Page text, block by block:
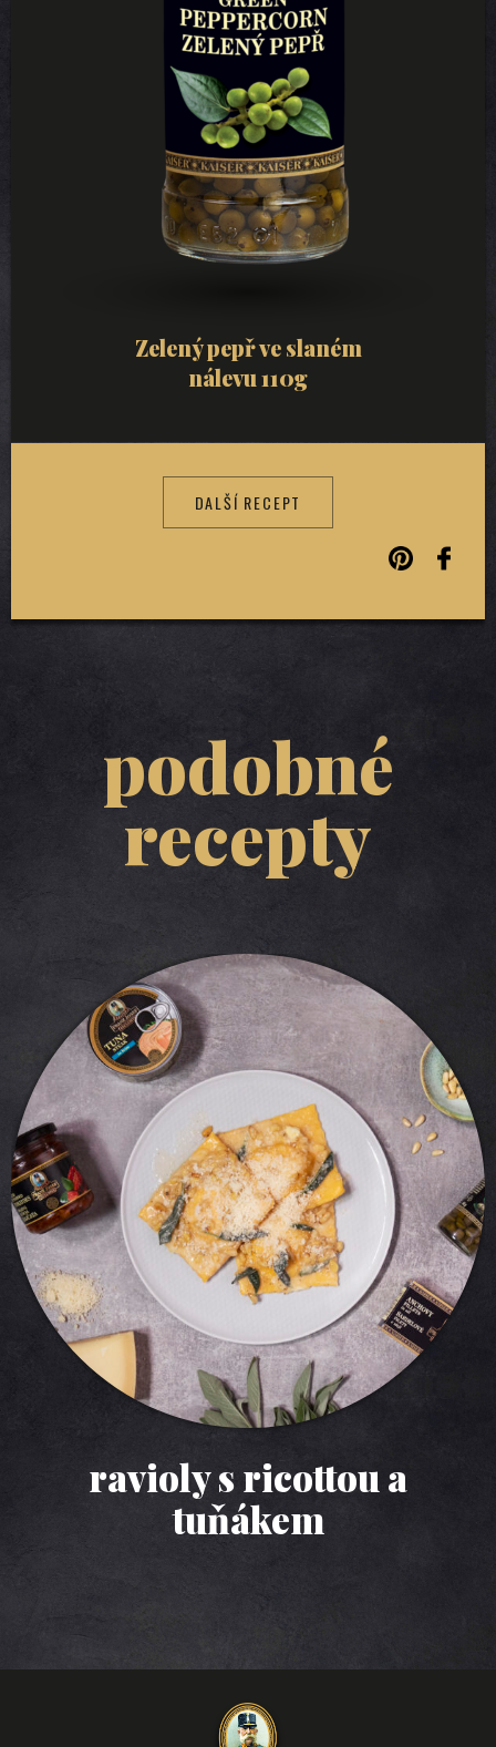
Zelený pepř ve slaném
nálevu 110g
DALŠÍ RECEPT
podobné
recepty
ravioly s ricottou a
tuňákem